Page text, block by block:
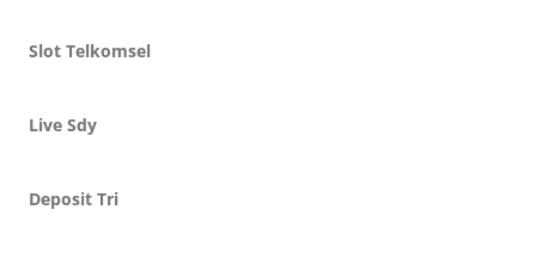
Slot Telkomsel
Live Sdy
Deposit Tri